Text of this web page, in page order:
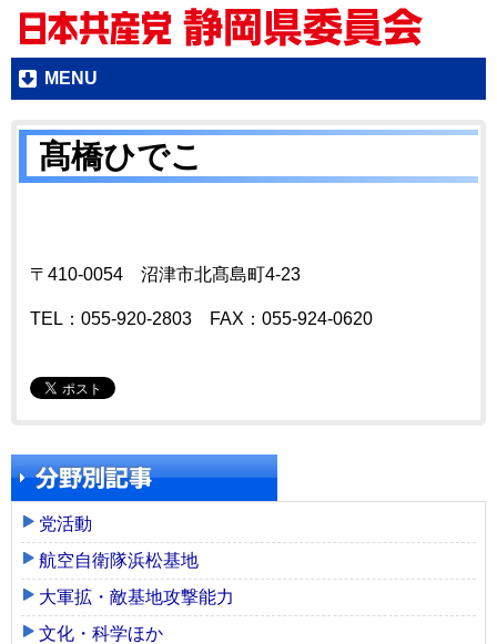
MENU
髙橋ひでこ
〒410-0054 沼津市北髙島町4-23
TEL：055-920-2803 FAX：055-924-0620
党活動
航空自衛隊浜松基地
大軍拡・敵基地攻撃能力
文化・科学ほか